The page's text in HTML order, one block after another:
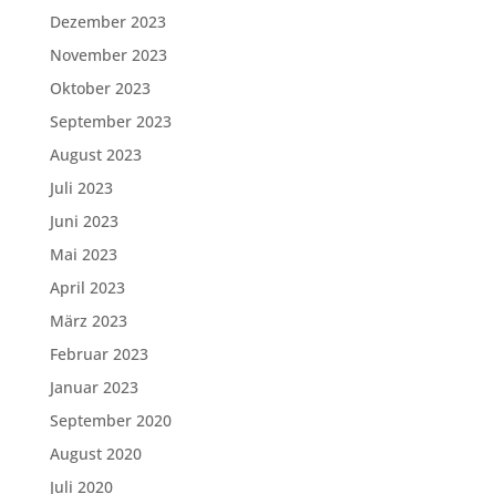
Dezember 2023
November 2023
Oktober 2023
September 2023
August 2023
Juli 2023
Juni 2023
Mai 2023
April 2023
März 2023
Februar 2023
Januar 2023
September 2020
August 2020
Juli 2020